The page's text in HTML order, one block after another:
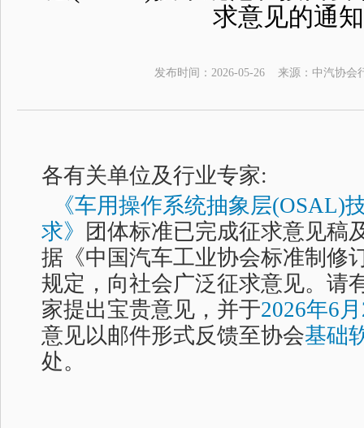
求意见的通知
发布时间： 2026-05-26 来源： 中汽协会
各有关单位及行业专家:
《车用操作系统抽象层(OSAL)
求》
团体标准已完成征求意见稿
据《中国汽车工业协会标准制修
规定，向社会广泛征求意见。请
家提出宝贵意见，并于2026年6
意见以邮件形式反馈至协会基础
处。